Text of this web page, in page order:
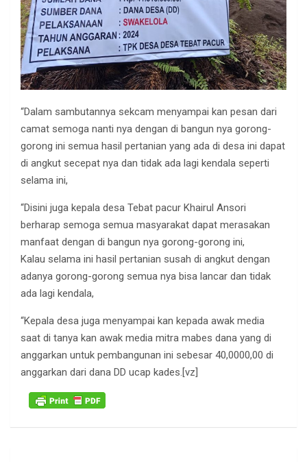
“Dalam sambutannya sekcam menyampai kan pesan dari
camat semoga nanti nya dengan di bangun nya gorong-
gorong ini semua hasil pertanian yang ada di desa ini dapat
di angkut secepat nya dan tidak ada lagi kendala seperti
selama ini,
“Disini juga kepala desa Tebat pacur Khairul Ansori
berharap semoga semua masyarakat dapat merasakan
manfaat dengan di bangun nya gorong-gorong ini,
Kalau selama ini hasil pertanian susah di angkut dengan
adanya gorong-gorong semua nya bisa lancar dan tidak
ada lagi kendala,
“Kepala desa juga menyampai kan kepada awak media
saat di tanya kan awak media mitra mabes dana yang di
anggarkan untuk pembangunan ini sebesar 40,0000,00 di
anggarkan dari dana DD ucap kades.[vz]